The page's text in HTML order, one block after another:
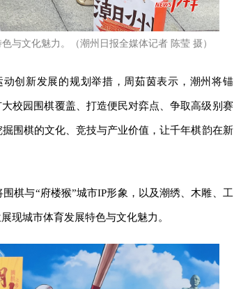
与文化魅力。（潮州日报全媒体记者 陈莹 摄）
创新发展的规划举措，周茹茵表示，潮州将锚
校园围棋覆盖、打造便民对弈点、争取高级别赛
围棋的文化、竞技与产业价值，让千年棋韵在新
棋与“府楼猴”城市IP形象，以及潮绣、木雕、工
现城市体育发展特色与文化魅力。